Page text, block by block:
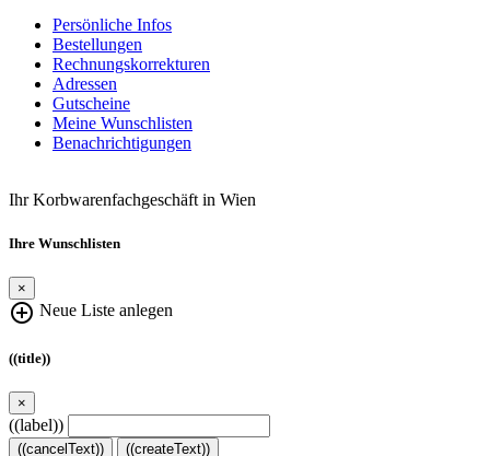
Persönliche Infos
Bestellungen
Rechnungskorrekturen
Adressen
Gutscheine
Meine Wunschlisten
Benachrichtigungen
Ihr Korbwarenfachgeschäft in Wien
Ihre Wunschlisten
×
add_circle_outline Neue Liste anlegen
((title))
×
((label))
((cancelText)) ((createText))